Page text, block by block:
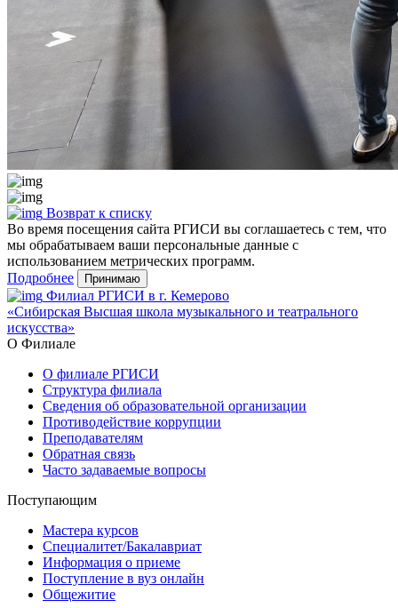
Возврат к списку
Во время посещения сайта РГИСИ вы соглашаетесь с тем, что
мы обрабатываем ваши персональные данные с
использованием метрических программ.
Подробнее
Принимаю
Филиал РГИСИ в г. Кемерово
«Сибирская Высшая школа музыкального и театрального
искусства»
О Филиале
О филиале РГИСИ
Структура филиала
Сведения об образовательной организации
Противодействие коррупции
Преподавателям
Обратная связь
Часто задаваемые вопросы
Поступающим
Мастера курсов
Специалитет/Бакалавриат
Информация о приеме
Поступление в вуз онлайн
Общежитие